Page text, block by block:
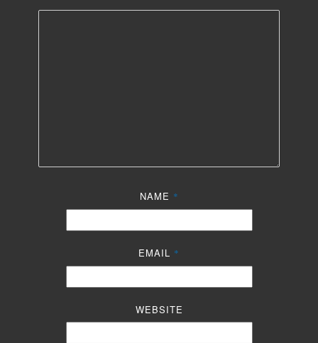
NAME *
EMAIL *
WEBSITE